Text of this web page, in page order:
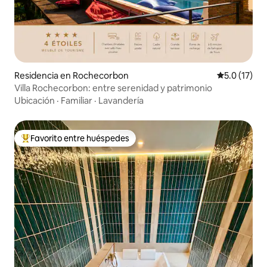
Residencia en Rochecorbon Calificación
5.0 (17)
Villa Rochecorbon: entre serenidad y patrimonio
Ubicación · Familiar · Lavandería
De los mejores en Favorito entre huéspedes
Favorito entre huéspedes